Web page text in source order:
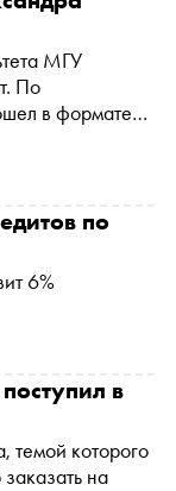
МГУ
По
в формате
как уровень
два ядра
по
6%
в
темой которого
на